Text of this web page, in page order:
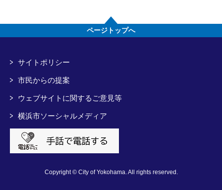
ページトップへ
サイトポリシー
市民からの提案
ウェブサイトに関するご意見等
横浜市ソーシャルメディア
Copyright © City of Yokohama. All rights reserved.